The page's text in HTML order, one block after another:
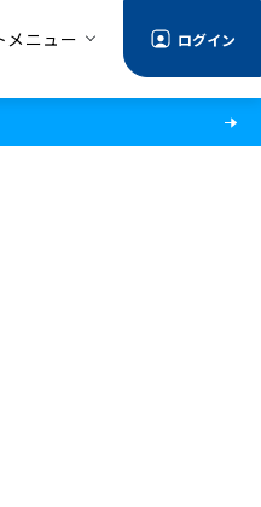
メニュー ログイン